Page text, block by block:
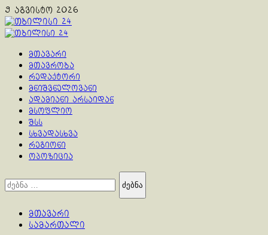
Skip
to
content
9 აგვისტო 2026
Primary
მთავარი
მთავრობა
რედაქტორი
მნიშვნელოვანი
ადამიანი არსაიდან
მსოფლიო
შსს
სხვადასხვა
რეგიონი
ოპოზიცია
ძებნა:
მთავარი
სამართალი